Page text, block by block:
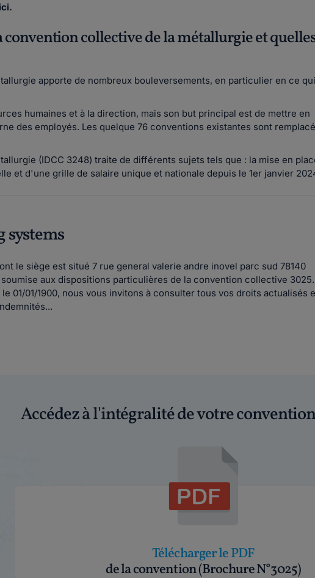
convention collective de la métallurgie et
apporte de nombreux bouleversements, en particulier en ce qui
humaines et à la direction, mais son but principal est de mettre en
des employés. Les quelque 76 conventions existantes sont
(IDCC 3248) traite de différents sujets tels que : la mise en
et d'une grille de salaire unique et nationale depuis le 1er janvier
systems
le siège est situé 7 rue general valerie andre inovel parc sud 78140
soumise aux dispositions particulières de la convention collective
01/01/1900, nous vous invitons à consulter tous vos droits actualisés
Accédez à l'intégralité de votre
Télécharger le PDF
de la convention (Brochure N°3025)